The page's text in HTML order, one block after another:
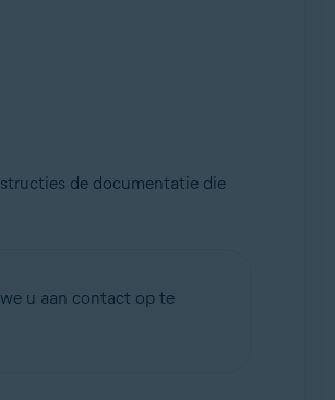
de documentatie die
u aan contact op te